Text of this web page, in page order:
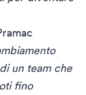
un team che
fino